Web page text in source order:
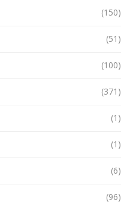
(150)
(51)
(100)
(371)
(1)
(1)
(6)
(96)